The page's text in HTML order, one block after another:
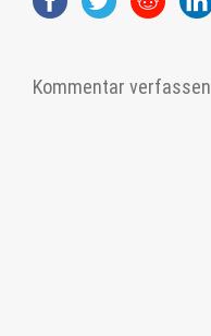
Kommentar verfassen